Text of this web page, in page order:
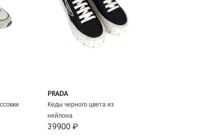
PRADA
Кеды черного цвета из
нейлона
39900 ₽